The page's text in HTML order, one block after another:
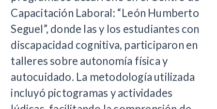
Capacitación Laboral: “León Humberto
Seguel”, donde las y los estudiantes con
discapacidad cognitiva, participaron en
talleres sobre autonomía física y
autocuidado. La metodología utilizada
incluyó pictogramas y actividades